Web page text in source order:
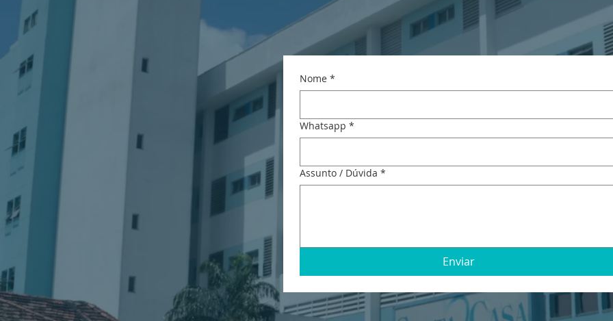
Nome *
Whatsapp *
Assunto / Dúvida *
Enviar